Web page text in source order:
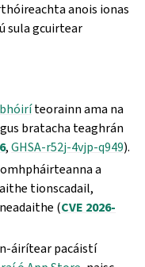
anois ionas
sula gcuirtear
teorainn ama na
bratacha teaghrán
,GHSA-r52j-4vjp-q949).
a
tionscadail,
(CVE 2026-
áirítear pacáistí